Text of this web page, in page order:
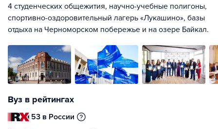
4 студенческих общежития, научно-учебные полигоны,
спортивно-оздоровительный лагерь «Лукашино», базы
отдыха на Черноморском побережье и на озере Байкал.
Вуз в рейтингах
53 в России